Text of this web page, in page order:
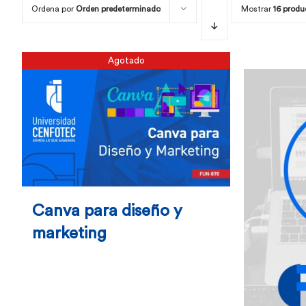
Ordena por Orden predeterminado Mostrar 16
Agotado
Canva para diseño y
marketing